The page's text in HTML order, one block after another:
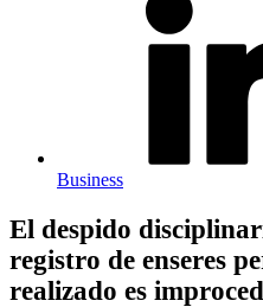
Business
El despido
registro de enseres
realizado es